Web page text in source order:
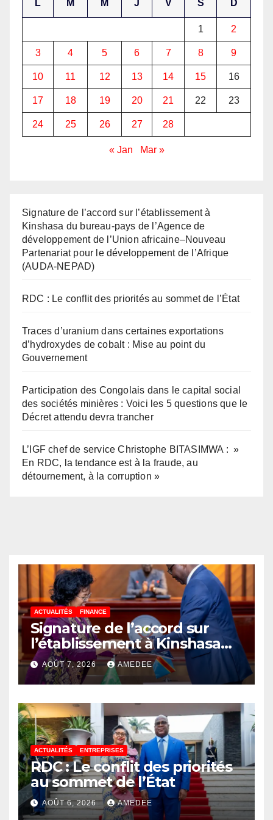
L M M J V S D
1 2
3 4 5 6 7 8 9
10 11 12 13 14 15 16
17 18 19 20 21 22 23
24 25 26 27 28
« Jan Mar »
Signature de l’accord sur l’établissement à
Kinshasa du bureau-pays de l’Agence de
développement de l’Union africaine–Nouveau
Partenariat pour le développement de l’Afrique
(AUDA-NEPAD)
RDC : Le conflit des priorités au sommet de l’État
Traces d’uranium dans certaines exportations
d’hydroxydes de cobalt : Mise au point du
Gouvernement
Participation des Congolais dans le capital social
des sociétés minières : Voici les 5 questions que le
Décret attendu devra trancher
L’IGF chef de service Christophe BITASIMWA : »
En RDC, la tendance est à la fraude, au
détournement, à la corruption »
ACTUALITÉS FINANCE
Signature de l’accord sur
l’établissement à Kinshasa
du bureau-pays de l’Agence
de développement de
l’Union africaine–Nouveau
Partenariat pour le
développement de l’Afrique
(AUDA-NEPAD)
AOÛT 7, 2026 AMEDEE
ACTUALITÉS ENTREPRISES
RDC : Le conflit des priorités
au sommet de l’État
AOÛT 6, 2026 AMEDEE